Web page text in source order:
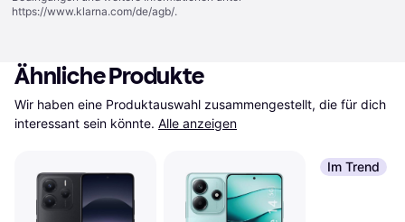
https://www.klarna.com/de/agb/.
Ähnliche Produkte
Wir haben eine Produktauswahl zusammengestellt, die für dich
interessant sein könnte. Alle anzeigen
Im Trend